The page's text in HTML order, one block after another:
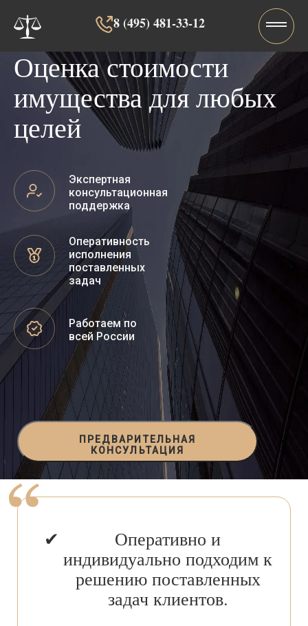
8 (495) 481-33-12‬‬
Оценка стоимости
имущества для любых
целей
Экспертная
консультационная
поддержка
Оперативность
исполнения
поставленных
задач
Работаем по
всей России
ПРЕДВАРИТЕЛЬНАЯ
КОНСУЛЬТАЦИЯ
Оперативно и
индивидуально подходим к
решению поставленных
задач клиентов.